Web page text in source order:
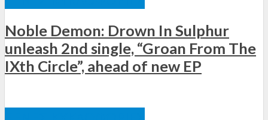
Noble Demon: Drown In Sulphur
unleash 2nd single, “Groan From The
IXth Circle”, ahead of new EP